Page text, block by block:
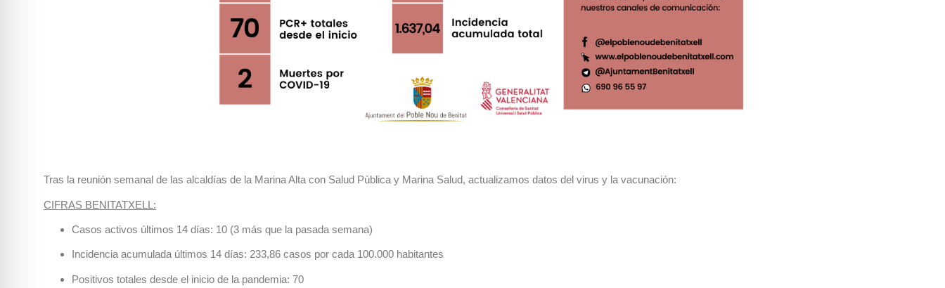
Tras la reunión semanal de las alcaldías de la Marina Alta con Salud Pública y Marina Salud, actualizamos datos del virus y la vacunación:
CIFRAS BENITATXELL:
Casos activos últimos 14 días: 10 (3 más que la pasada semana)
Incidencia acumulada últimos 14 días: 233,86 casos por cada 100.000 habitantes
Positivos totales desde el inicio de la pandemia: 70